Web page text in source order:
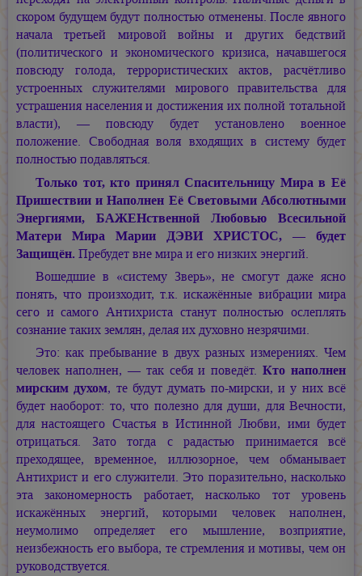
скором будущем будут полностью отменены. После явного
начала третьей мировой войны и других бедствий
(политического и экономического кризиса, начавшегося
повсюду голода, террористических актов, расчётливо
устроенных служителями мирового правительства для
устрашения населения и достижения их полной тотальной
власти), — повсюду будет установлено военное
положение. Свободная воля входящих в систему будет
полностью подавляться.
Только тот, кто принял Спасительницу Мира в Её
Пришествии и Наполнен Её Световыми Абсолютными
Энергиями, БАЖЕНственной Любовью Всесильной
Матери Мира Марии ДЭВИ ХРИСТОС, — будет
Защищён. Пребудет вне мира и его низких энергий.
Вошедшие в «систему Зверь», не смогут даже ясно
понять, что произходит, т.к. искажённые вибрации мира
сего и самого Антихриста станут полностью ослеплять
сознание таких землян, делая их духовно незрячими.
Это: как пребывание в двух разных измерениях. Чем
человек наполнен, — так себя и поведёт. Кто наполнен
мирским духом, те будут думать по-мирски, и у них всё
будет наоборот: то, что полезно для души, для Вечности,
для настоящего Счастья в Истинной Любви, ими будет
отрицаться. Зато тогда с радастью принимается всё
преходящее, временное, иллюзорное, чем обманывает
Антихрист и его служители. Это поразительно, насколько
эта закономерность работает, насколько тот уровень
искажённых энергий, которыми человек наполнен,
неумолимо определяет его мышление, возприятие,
неизбежность его выбора, те стремления и мотивы, чем он
руководствуется.